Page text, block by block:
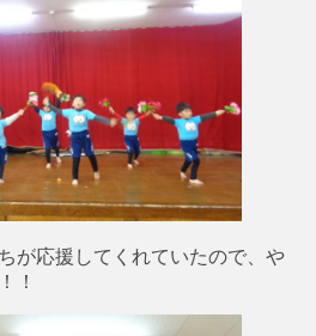
が応援してくれていたので、や
！